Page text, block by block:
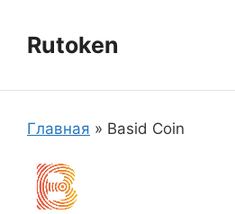
содержимому
Rutoken
Главная » Basid Coin